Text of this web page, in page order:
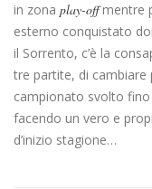
in zona play-offmentre
esterno conquistato
il Sorrento, c’è la
tre partite, di cambiare
campionato svolto
facendo un vero e
d’inizio stagione…